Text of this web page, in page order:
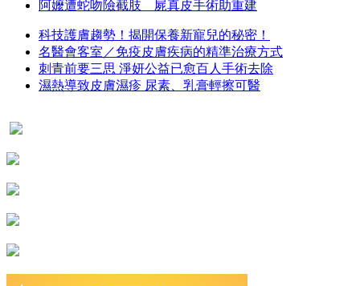
阿嬤遭蛇吻險截肢 屍真皮手術助重建
科技護膚趨勢！揭開保養新寵兒的秘密！
名醫會客室／免疫皮膚疾病的精準治療方式
刺青前要三思 淨妍公益已愈百人手術去除
濕熱導致皮膚濕疹 尿素、乳膏輕擦可醫